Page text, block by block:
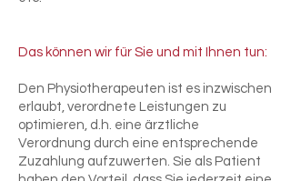
Das können wir für Sie und mit Ihnen tun:
Den Physiotherapeuten ist es inzwischen
erlaubt, verordnete Leistungen zu
optimieren, d.h. eine ärztliche
Verordnung durch eine entsprechende
Zuzahlung aufzuwerten. Sie als Patient